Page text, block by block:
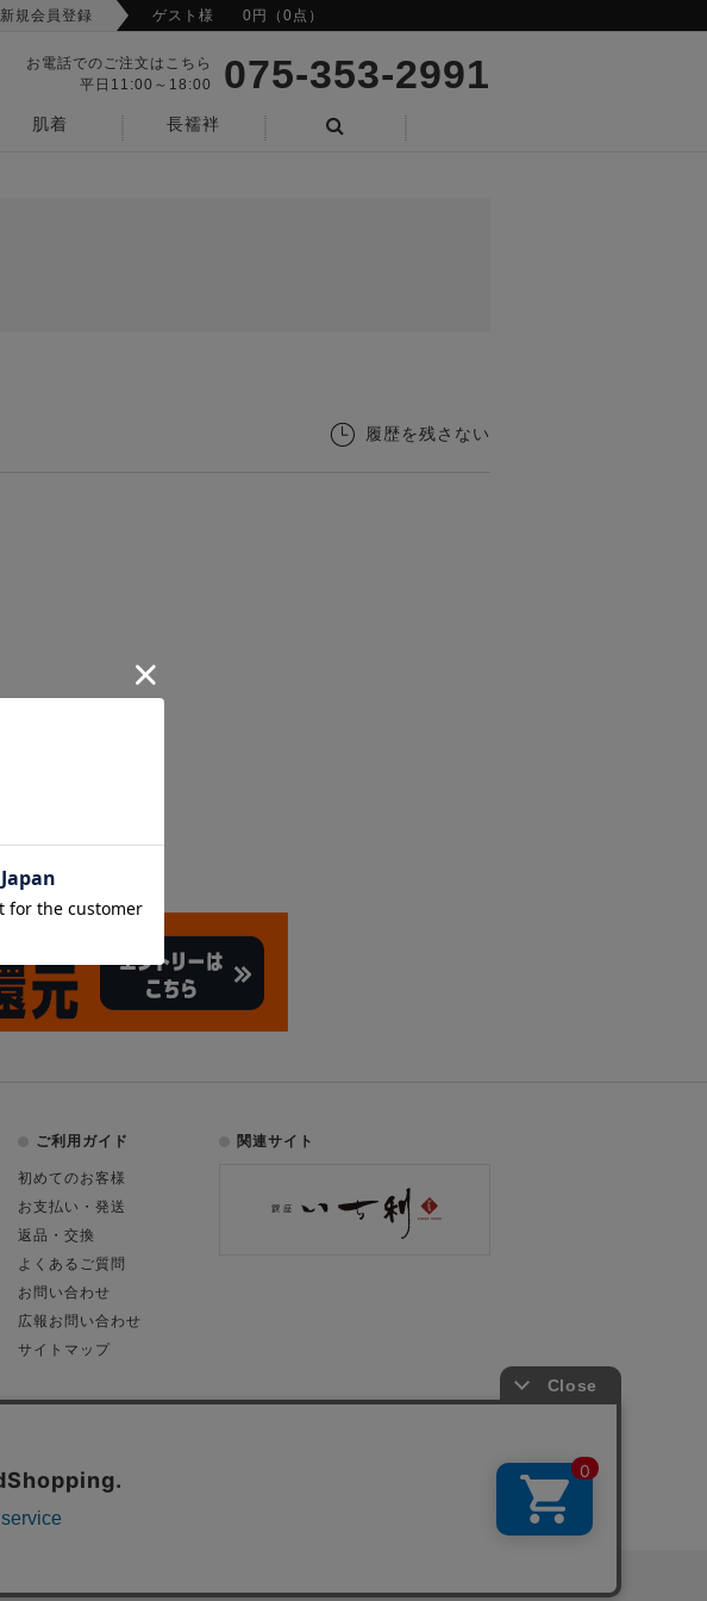
新規会員登録 ゲスト様 0円（0点）
お電話でのご注文はこちら
平日11:00～18:00
075-353-2991
肌着
長襦袢
履歴を残さない
ご利用ガイド
初めてのお客様
お支払い・発送
返品・交換
よくあるご質問
お問い合わせ
広報お問い合わせ
サイトマップ
関連サイト